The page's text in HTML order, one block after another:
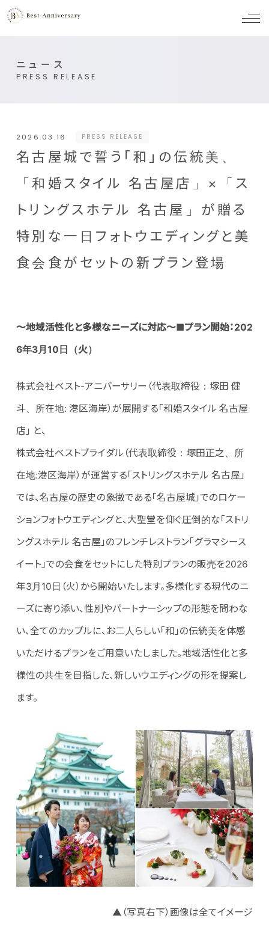
メ
ニュース
PRESS RELEASE
2026.03.16 PRESS RELEASE
名古屋城で誓う「和」の伝統美、
「和婚スタイル 名古屋店」×「ス
トリングスホテル 名古屋」が贈る
特別な一日フォトウエディングと美
食会食がセットの新プラン登場
～地域活性化と多様なニーズに対応～■プラン開始：202
6年3月10日（火）
株式会社ベスト-アニバーサリー（代表取締役：塚田 健
斗、所在地: 港区海岸）が展開する「和婚スタイル 名古屋
店」 と、
株式会社ベストブライダル（代表取締役：塚田正之、所
在地:港区海岸）が運営する「ストリングスホテル 名古屋」
では、名古屋の歴史の象徴である「名古屋城」でのロケー
ションフォトウエディングと、大聖堂を仰ぐ圧倒的な「ストリ
ングスホテル 名古屋」のフレンチレストラン「グラマシース
イート」での会食をセットにした特別プランの販売を2026
年3月10日（火）から開始いたします。多様化する現代のニ
ーズに寄り添い、性別やパートナーシップの形態を問わな
い、全てのカップルに、お二人らしい「和」の伝統美を体感
いただけるプランをご用意いたしました。地域活性化と多
様性の共生を目指した、新しいウエディングの形を提案し
ます。
▲（写真右下）画像は全てイメージ